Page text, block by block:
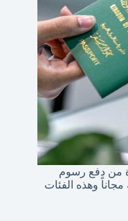
من دفع رسوم
مجاناً وهذه الفئات